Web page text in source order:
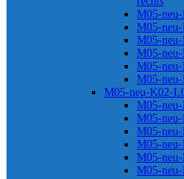
M05-
M05-
M05-
M05-
M05-
M05-
M05-neu-K02-
M05-
M05-
M05-
M05-
M05-
M05-